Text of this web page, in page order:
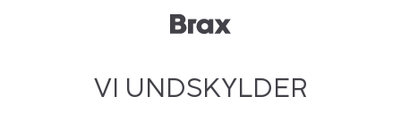
VI UNDSKYLDER